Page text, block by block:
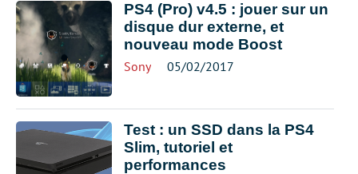
PS4 (Pro) v4.5 : jouer sur un
disque dur externe, et
nouveau mode Boost
Sony 05/02/2017
Test : un SSD dans la PS4
Slim, tutoriel et
performances